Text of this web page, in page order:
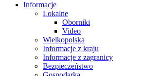
Informacje
Lokalne
Oborniki
Video
Wielkopolska
Informacje z kraju
Informacje z zagranicy
Bezpieczeństwo